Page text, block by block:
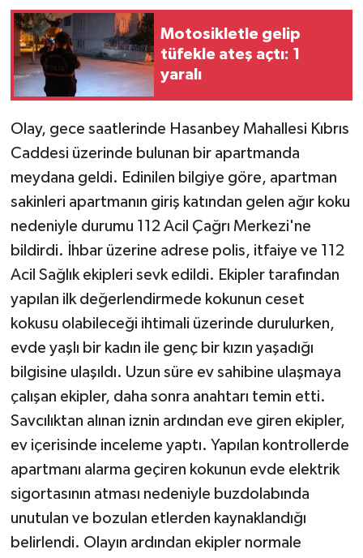
Motosikletle gelip
tüfekle ateş açtı: 1
yaralı
Olay, gece saatlerinde Hasanbey Mahallesi Kıbrıs
Caddesi üzerinde bulunan bir apartmanda
meydana geldi. Edinilen bilgiye göre, apartman
sakinleri apartmanın giriş katından gelen ağır koku
nedeniyle durumu 112 Acil Çağrı Merkezi'ne
bildirdi. İhbar üzerine adrese polis, itfaiye ve 112
Acil Sağlık ekipleri sevk edildi. Ekipler tarafından
yapılan ilk değerlendirmede kokunun ceset
kokusu olabileceği ihtimali üzerinde durulurken,
evde yaşlı bir kadın ile genç bir kızın yaşadığı
bilgisine ulaşıldı. Uzun süre ev sahibine ulaşmaya
çalışan ekipler, daha sonra anahtarı temin etti.
Savcılıktan alınan iznin ardından eve giren ekipler,
ev içerisinde inceleme yaptı. Yapılan kontrollerde
apartmanı alarma geçiren kokunun evde elektrik
sigortasının atması nedeniyle buzdolabında
unutulan ve bozulan etlerden kaynaklandığı
belirlendi. Olayın ardından ekipler normale